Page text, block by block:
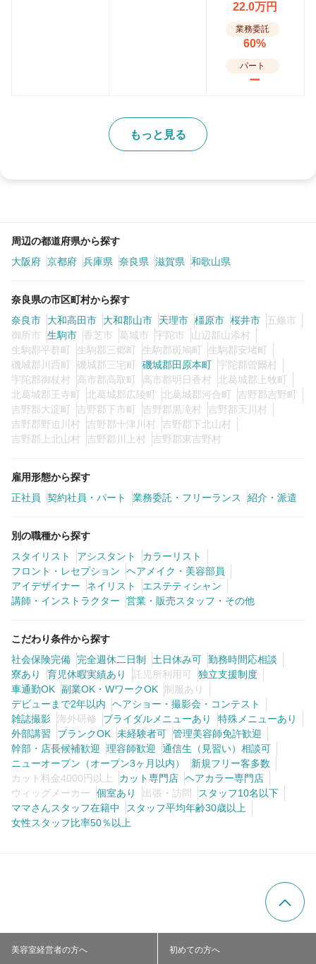
22.0万円
業務委託
60%
パート
ー
もっと見る
周辺の都道府県から探す
大阪府 京都府 兵庫県 奈良県 滋賀県 和歌山県
奈良県の市区町村から探す
奈良市
大和高田市 大和郡山市 天理市 橿原市 桜井市
五條市
御所市
生駒市 香芝市 葛城市 宇陀市
山辺郡山添村
生駒郡平群町
生駒郡三郷町 生駒郡斑鳩町
生駒郡安堵町
磯城郡川西町
磯城郡三宅町 磯城郡田原本町
宇陀郡曽爾村
宇陀郡御杖村
高市郡高取町 高市郡明日香村
北葛城郡上牧町
北葛城郡王寺町
北葛城郡広陵町 北葛城郡河合町
吉野郡吉野町
吉野郡大淀町
吉野郡下市町 吉野郡黒滝村
吉野郡天川村
吉野郡野迫川村
吉野郡十津川村
吉野郡下北山村
吉野郡上北山村
吉野郡川上村 吉野郡東吉野村
雇用形態から探す
正社員
契約社員・パート 業務委託・フリーランス 紹介・派遣
別の職種から探す
スタイリスト
アシスタント
カラーリスト
フロント・レセプション
ヘアメイク・美容部員
アイデザイナー
ネイリスト
エステティシャン
講師・インストラクター
営業・販売スタッフ・その他
こだわり条件から探す
社会保険完備
完全週休二日制 土日休み可 勤務時間応相談
寮あり
育児休暇実績あり 託児所利用可
独立支援制度
車通勤OK 副業OK・WワークOK 制服あり
デビューまで2年以内
ヘアショー・撮影会・コンテスト
雑誌撮影 海外研修 ブライダルメニューあり
特殊メニューあり
外部講習
ブランクOK 未経験者可 管理美容師免許歓迎
幹部・店長候補歓迎
理容師歓迎
通信生（見習い）相談可
ニューオープン（オープン3ヶ月以内）
新規フリー客多数
カット料金4000円以上
カット専門店 ヘアカラー専門店
ウィッグメーカー
個室あり 出張・訪問
スタッフ10名以下
ママさんスタッフ在籍中
スタッフ平均年齢30歳以上
女性スタッフ比率50％以上
美容室経営者の方へ 初めての方へ